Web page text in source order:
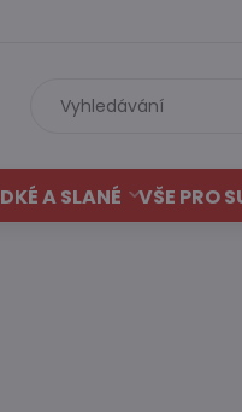
A SLANÉ VŠE PRO